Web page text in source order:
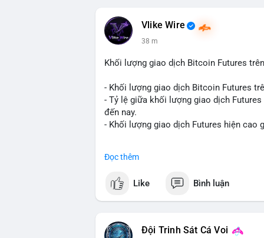
Vlike Wire
38 m
Khối lượng giao dịch Bitcoin Futures
- Khối lượng giao dịch Bitcoin Futures
- Tỷ lệ giữa khối lượng giao dịch
đến nay.
- Khối lượng giao dịch Futures hiện cao
#vlikevn #titanbot
📰 Nguồn: Cointelegraph
Đọc thêm
Like Bình luận
Đội Trinh Sát Cá Voi